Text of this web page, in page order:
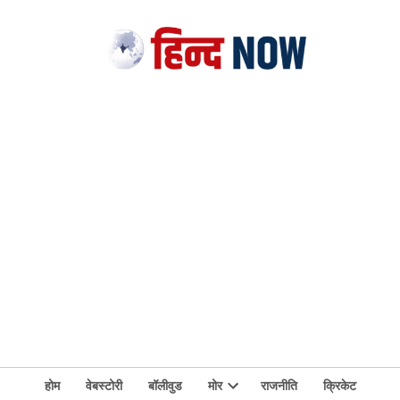
होम वेबस्टोरी बॉलीवुड मोर राजनीति
क्रिकेट